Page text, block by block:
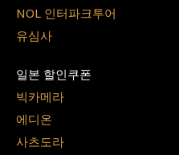
NOL 인터파크투어
유심사
일본 할인쿠폰
빅카메라
에디온
사츠도라